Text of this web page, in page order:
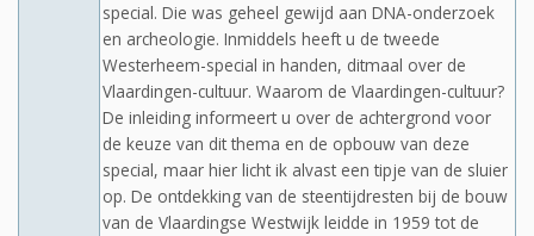
special. Die was geheel gewijd aan DNA-onderzoek
en archeologie. Inmiddels heeft u de tweede
Westerheem-special in handen, ditmaal over de
Vlaardingen-cultuur. Waarom de Vlaardingen-cultuur?
De inleiding informeert u over de achtergrond voor
de keuze van dit thema en de opbouw van deze
special, maar hier licht ik alvast een tipje van de sluier
op. De ontdekking van de steentijdresten bij de bouw
van de Vlaardingse Westwijk leidde in 1959 tot de